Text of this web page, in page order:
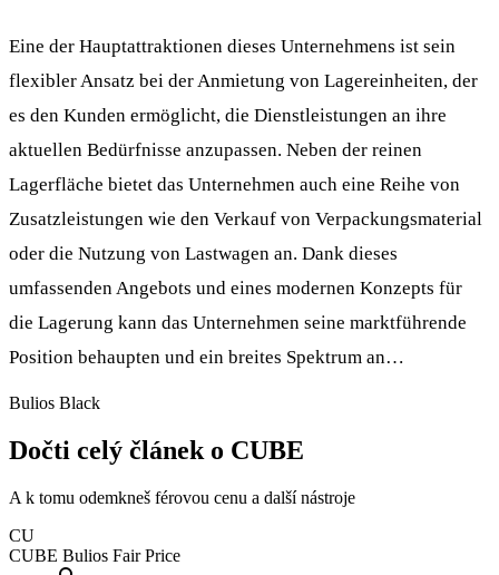
Eine der Hauptattraktionen dieses Unternehmens ist sein
flexibler Ansatz bei der Anmietung von Lagereinheiten, der
es den Kunden ermöglicht, die Dienstleistungen an ihre
aktuellen Bedürfnisse anzupassen. Neben der reinen
Lagerfläche bietet das Unternehmen auch eine Reihe von
Zusatzleistungen wie den Verkauf von Verpackungsmaterial
oder die Nutzung von Lastwagen an. Dank dieses
umfassenden Angebots und eines modernen Konzepts für
die Lagerung kann das Unternehmen seine marktführende
Position behaupten und ein breites Spektrum an…
Bulios Black
Dočti celý článek o CUBE
A k tomu odemkneš férovou cenu a další nástroje
CU
CUBE Bulios Fair Price